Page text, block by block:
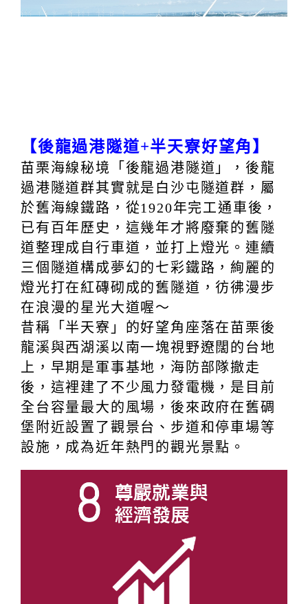
【後龍過港隧道+半天寮好望角】
苗栗海線秘境「後龍過港隧道」，後龍
過港隧道群其實就是白沙屯隧道群，屬
於舊海線鐵路，從1920年完工通車後，
已有百年歷史，這幾年才將廢棄的舊隧
道整理成自行車道，並打上燈光。連續
三個隧道構成夢幻的七彩鐵路，絢麗的
在浪漫的星光大道喔～
昔稱「半天寮」的好望角座落在苗栗後
龍溪與西湖溪以南一塊視野遼闊的台地
上，早期是軍事基地，海防部隊撤走
後，這裡建了不少風力發電機，是目前
全台容量最大的風場，後來政府在舊碉